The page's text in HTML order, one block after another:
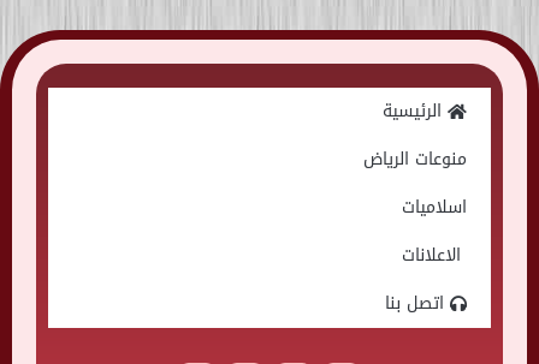
Skip
to
الرئيسية
منوعات الرياض
اسلاميات
الاعلانات
اتصل بنا